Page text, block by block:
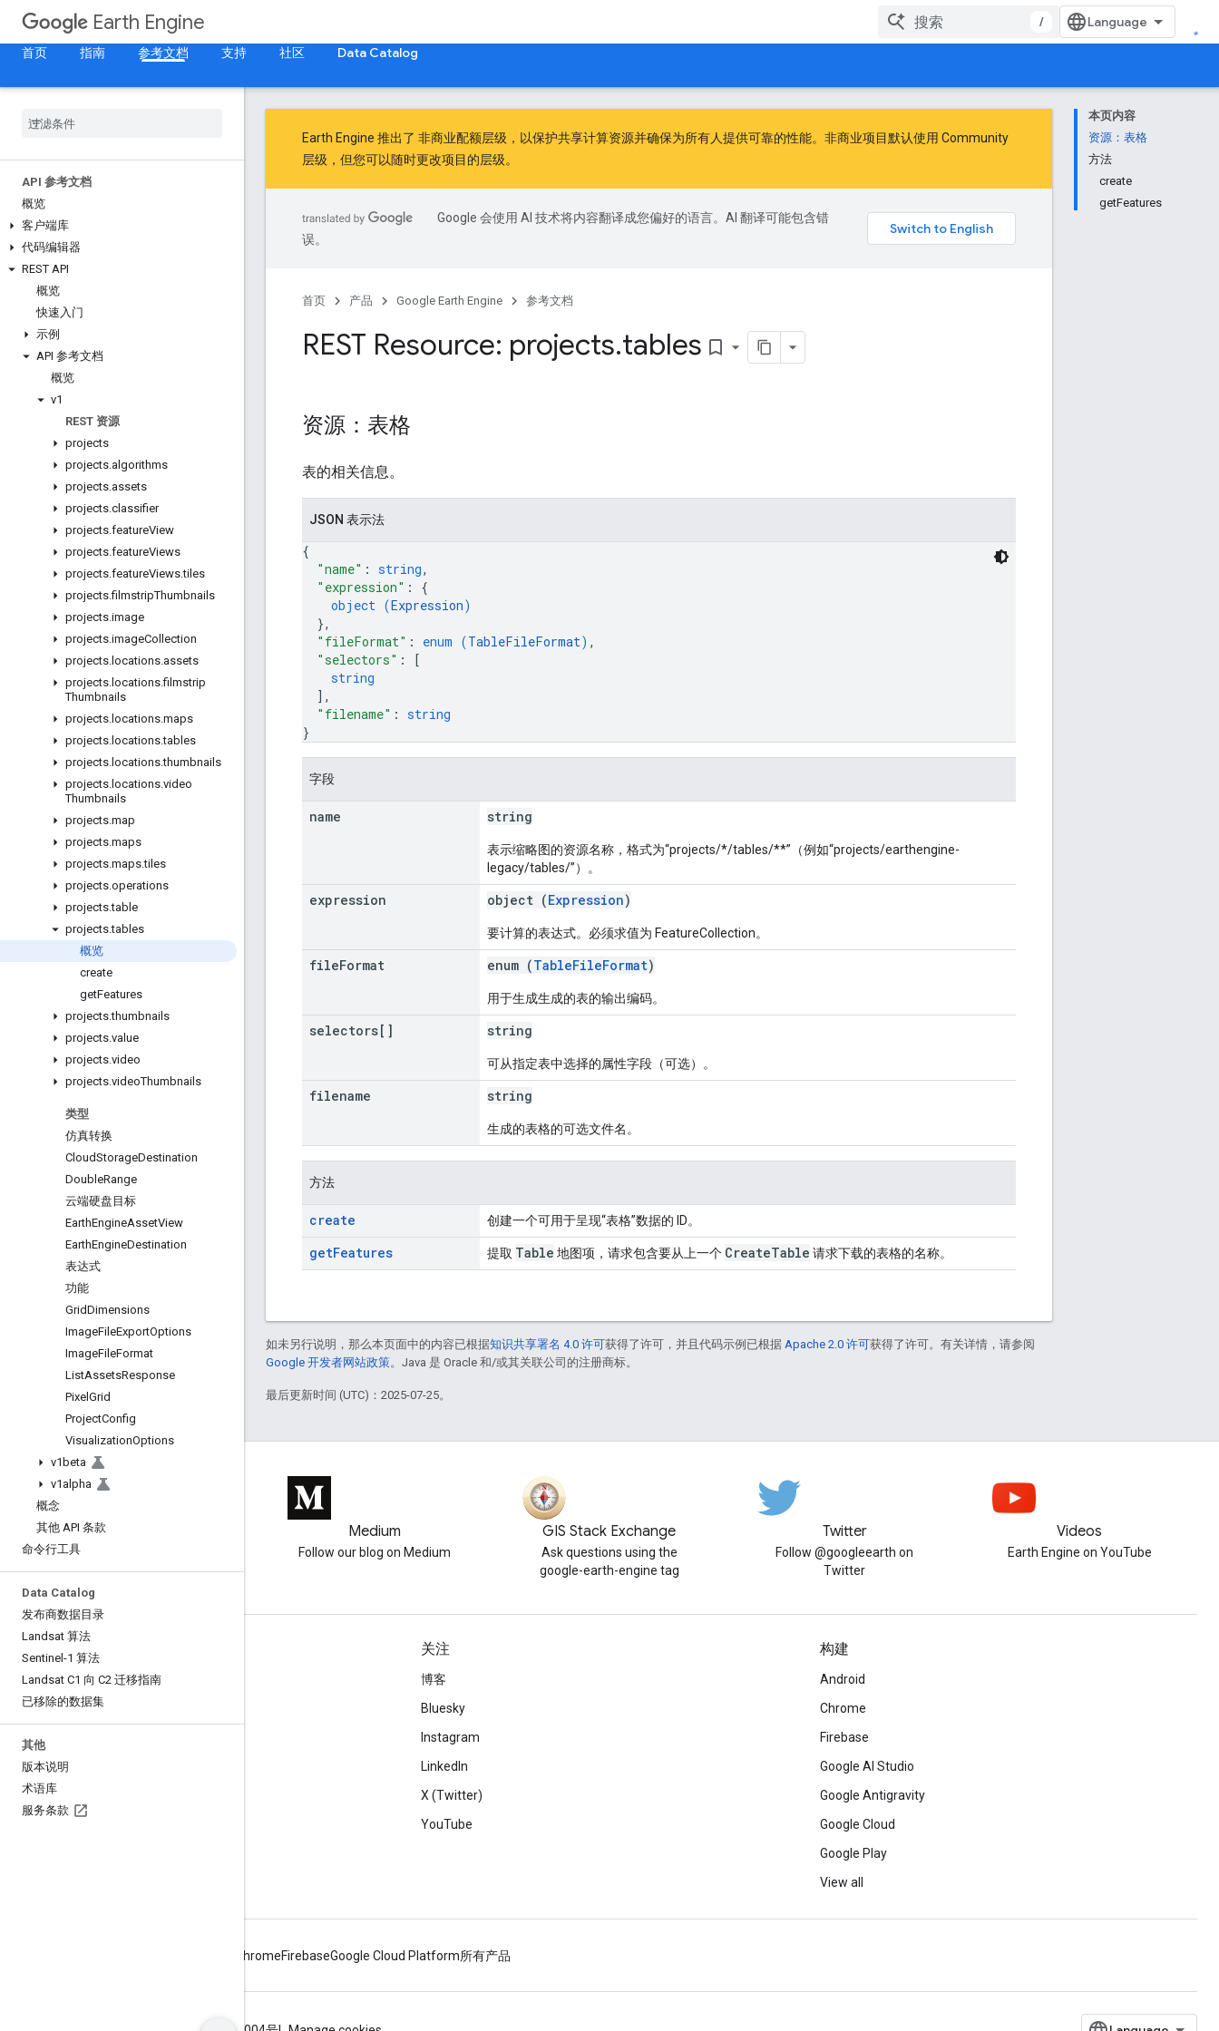
Earth Engine
/
首页
指南 参考文档 支持 社区 Data Catalog
API 参考文档
概览
客户端库
代码编辑器
REST API
概览
快速入门
示例
API 参考文档
概览
v1
REST 资源
projects
projects.algorithms
projects.assets
projects.classifier
projects.featureView
projects.featureViews
projects.featureViews.tiles
projects.filmstripThumbnails
projects.image
projects.imageCollection
projects. locations.assets
projects. locations.filmstrip
Thumbnails
projects. locations.maps
projects. locations.tables
projects. locations.thumbnails
projects. locations.video
Thumbnails
projects.map
projects.maps
projects.maps.tiles
projects.operations
projects.table
projects.tables
概览
create
getFeatures
projects.thumbnails
projects.value
projects.video
projects.videoThumbnails
类型
仿真转换
CloudStorageDestination
DoubleRange
云端硬盘目标
EarthEngineAssetView
EarthEngineDestination
表达式
功能
GridDimensions
ImageFileExportOptions
ImageFileFormat
ListAssetsResponse
Pixel Grid
ProjectConfig
VisualizationOptions
v1beta
v1alpha
概念
其他 API 条款
命令行工具
Data Catalog
发布商数据目录
Landsat 算法
Sentinel-1 算法
Landsat C1 向 C2 迁移指南
已移除的数据集
其他
版本说明
术语库
服务条款
本页内容
资源：表格
方法
create
getFeatures
Earth Engine 推出了 非商业配额层级 ，以保护共享计算资源并确保为所有人提供可靠的性能。非商业项目默认使用 Community
层级，但您可以随时更改项目的层级。
Google 会使用 AI 技术将内容翻译成您偏好的语言。AI 翻译可能包含错
误。
首页 产品 Google Earth Engine 参考文档
REST Resource: projects.tables bookmark_border
资源：表格
表的相关信息。
JSON 表示法
{
"name" : string,
"expression" : {
object (Expression)
},
"fileFormat" : enum (TableFileFormat) ,
"selectors" :
[
string
] ,
"filename" : string
}
字段
name string
表示缩略图的资源名称，格式为“projects/*/tables/**”（例如“projects/earthengine-
legacy/tables/”）。
expression object (Expression)
要计算的表达式。必须求值为 FeatureCollection。
fileFormat enum (TableFileFormat)
用于生成生成的表的输出编码。
selectors[] string
可从指定表中选择的属性字段（可选）。
filename string
生成的表格的可选文件名。
方法
create 创建一个可用于呈现“表格”数据的 ID。
getFeatures 提取 Table 地图项，请求包含要从上一个 CreateTable 请求下载的表格的名称。
如未另行说明，那么本页面中的内容已根据知识共享署名 4.0 许可获得了许可，并且代码示例已根据 Apache 2.0 许可获得了许可。有关详情，请参阅
Google 开发者网站政策。Java 是 Oracle 和/或其关联公司的注册商标。
最后更新时间 (UTC)：2025-07-25。
Earth Engine on GitHub
Medium
Follow our blog on Medium
GIS Stack Exchange
Ask questions using the
google-earth-engine tag
Twitter
Follow @googleearth on
Twitter
Videos
Earth Engine on YouTube
互动
Google Developer Program
Google Developer Groups
Google Developer Experts
Accelerators
Google Cloud & NVIDIA
关注
博客
Bluesky
Instagram
LinkedIn
X (Twitter)
YouTube
构建
Android
Chrome
Firebase
Google AI Studio
Google Antigravity
Google Cloud
Google Play
View all
ChromeFirebaseGoogle Cloud Platform所有产品